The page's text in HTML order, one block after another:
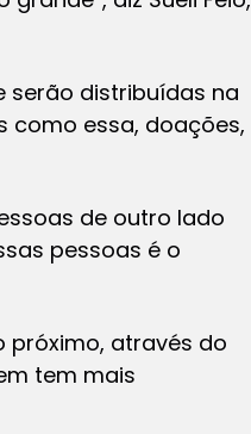
serão distribuídas na
como essa, doações,
de outro lado
pessoas é o
próximo, através do
tem mais